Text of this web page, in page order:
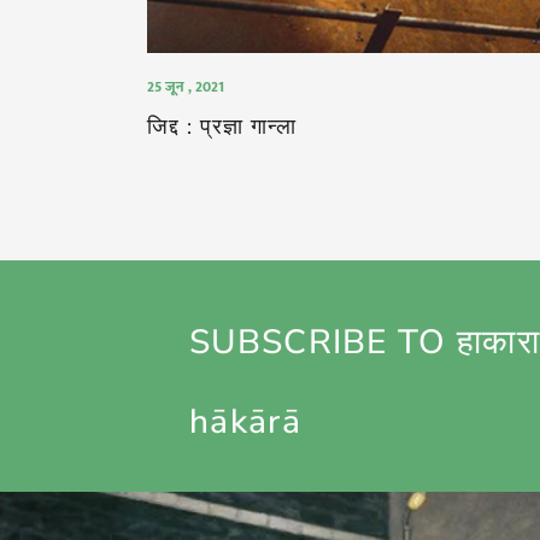
25 जून , 2021
जिद्द : प्रज्ञा गान्ला
SUBSCRIBE TO
hākārā